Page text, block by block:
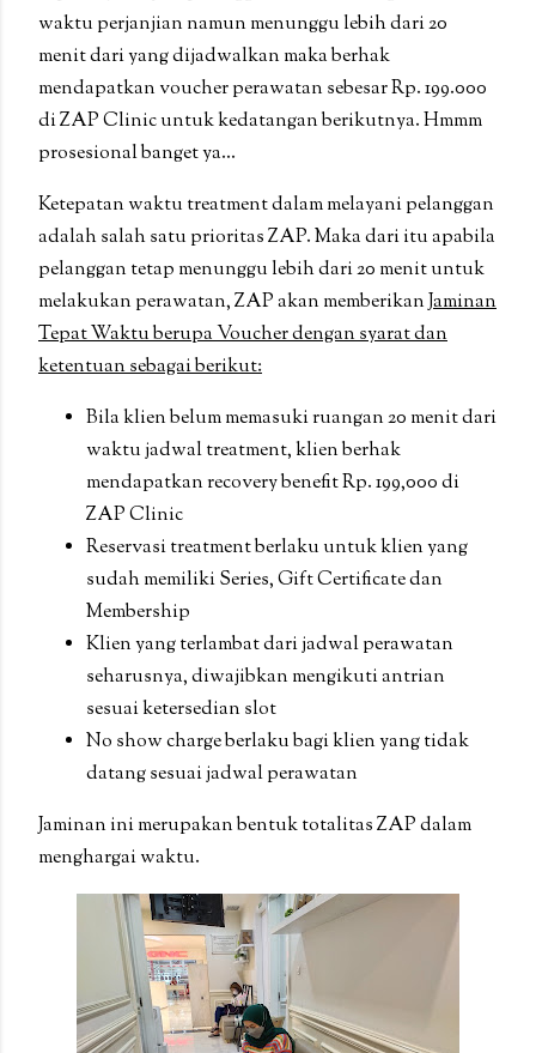
waktu perjanjian namun menunggu lebih dari 20
menit dari yang dijadwalkan maka berhak
mendapatkan voucher perawatan sebesar Rp. 199.000
di ZAP Clinic untuk kedatangan berikutnya. Hmmm
prosesional banget ya...
Ketepatan waktu treatment dalam melayani pelanggan
adalah salah satu prioritas ZAP. Maka dari itu apabila
pelanggan tetap menunggu lebih dari 20 menit untuk
melakukan perawatan, ZAP akan memberikanJaminan
Tepat Waktu berupa Voucher dengan syarat dan
ketentuan sebagai berikut:
Bila klien belum memasuki ruangan 20 menit dari
waktu jadwal treatment, klien berhak
mendapatkan recovery benefit Rp. 199,000 di
ZAP Clinic
Reservasi treatment berlaku untuk klien yang
sudah memiliki Series, Gift Certificate dan
Membership
Klien yang terlambat dari jadwal perawatan
seharusnya, diwajibkan mengikuti antrian
sesuai ketersedian slot
No show charge berlaku bagi klien yang tidak
datang sesuai jadwal perawatan
Jaminan ini merupakan bentuk totalitas ZAP dalam
menghargai waktu.